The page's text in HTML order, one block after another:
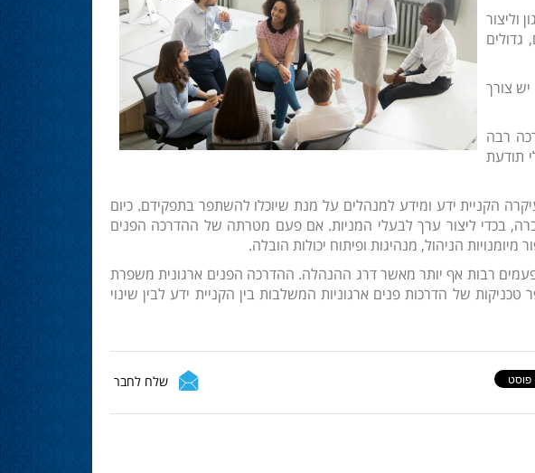
וליצור
גדולים
צורך
רבה
תודעת
הקניית ידע ומידע למנהלים על מנת שיוכלו להשתפר בתפקידם. כיום
בכדי ליצור ערך לבעלי המניות. אם פעם מטרתה של ההדרכה הפנים
הניהול, מנהיגות ופיתוח יכולות הובלה.
רבות אף יותר מאשר דרג ההנהלה. ההדרכה הפנים ארגונית משפרת
של הדרכות פנים ארגוניות המשלבות בין הקניית ידע לבין שינוי
שלח לחבר